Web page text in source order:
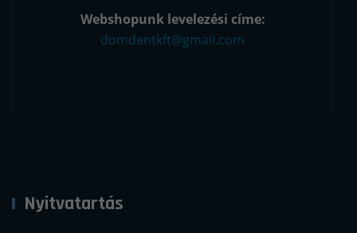
Webshopunk levelezési címe:
domdentkft@gmail.com
Nyitvatartás